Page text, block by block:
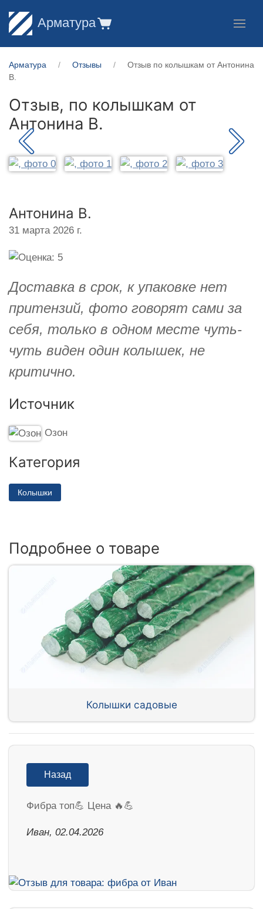
Арматура
Арматура Отзывы
Отзыв по колышкам от Антонина
В.
Отзыв, по колышкам от
Антонина В.
Антонина В.
31 марта 2026 г.
Доставка в срок, к упаковке нет
притензий, фото говорят сами за
себя, только в одном месте чуть-
чуть виден один колышек, не
критично.
Источник
Озон
Категория
Колышки
Подробнее о товаре
Колышки садовые
Назад
Фибра топ💪 Цена 🔥💪
Иван, 02.04.2026